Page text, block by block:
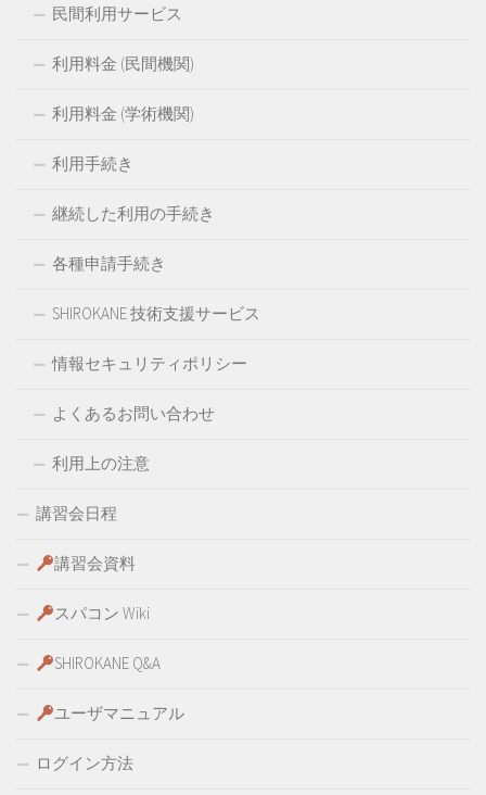
民間利用サービス
利用料金 (民間機関)
利用料金 (学術機関)
利用手続き
継続した利用の手続き
各種申請手続き
SHIROKANE 技術支援サービス
情報セキュリティポリシー
よくあるお問い合わせ
利用上の注意
講習会日程
講習会資料
スパコン Wiki
SHIROKANE Q&A
ユーザマニュアル
ログイン方法